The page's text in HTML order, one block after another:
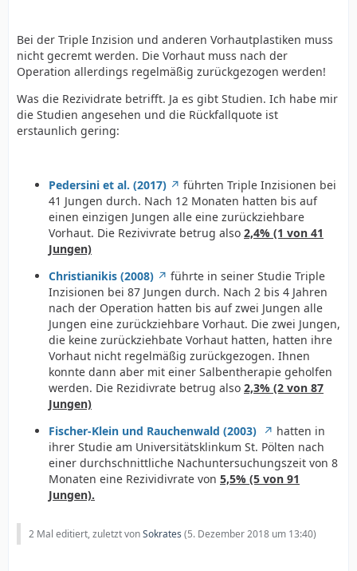
Bei der Triple Inzision und anderen Vorhautplastiken muss
nicht gecremt werden. Die Vorhaut muss nach der
Operation allerdings regelmäßig zurückgezogen werden!
Was die Rezividrate betrifft. Ja es gibt Studien. Ich habe mir
die Studien angesehen und die Rückfallquote ist
erstaunlich gering:
Pedersini et al. (2017)
führten Triple Inzisionen bei
41 Jungen durch. Nach 12 Monaten hatten bis auf
einen einzigen Jungen alle eine zurückziehbare
Vorhaut. Die Rezivivrate betrug also 2,4% (1 von 41
Jungen)
Christianikis (2008)
führte in seiner Studie Triple
Inzisionen bei 87 Jungen durch. Nach 2 bis 4 Jahren
nach der Operation hatten bis auf zwei Jungen alle
Jungen eine zurückziehbare Vorhaut. Die zwei Jungen,
die keine zurückziehbate Vorhaut hatten, hatten ihre
Vorhaut nicht regelmäßig zurückgezogen. Ihnen
konnte dann aber mit einer Salbentherapie geholfen
werden. Die Rezidivrate betrug also 2,3% (2 von 87
Jungen)
Fischer-Klein und Rauchenwald (2003)
hatten in
ihrer Studie am Universitätsklinkum St. Pölten nach
einer durchschnittliche Nachuntersuchungszeit von 8
Monaten eine Rezividivrate von 5,5% (5 von 91
Jungen).
2 Mal editiert, zuletzt vonSokrates (5. Dezember 2018 um 13:40)